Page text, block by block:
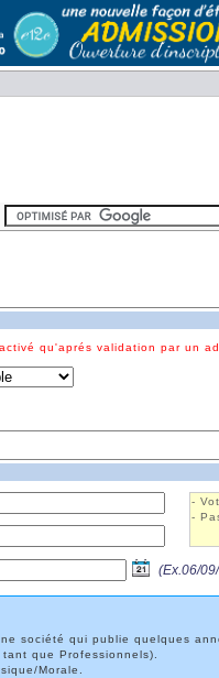
qu'aprés validation par un
-
-
(Ex.06/
société qui publie quelques
que Professionnels).
Morale.